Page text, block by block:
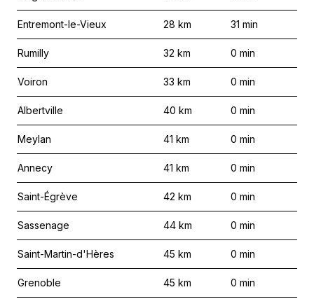
Entremont-le-Vieux 28 km 31 min
Rumilly 32 km 0 min
Voiron 33 km 0 min
Albertville 40 km 0 min
Meylan 41 km 0 min
Annecy 41 km 0 min
Saint-Égrève 42 km 0 min
Sassenage 44 km 0 min
Saint-Martin-d'Hères 45 km 0 min
Grenoble 45 km 0 min